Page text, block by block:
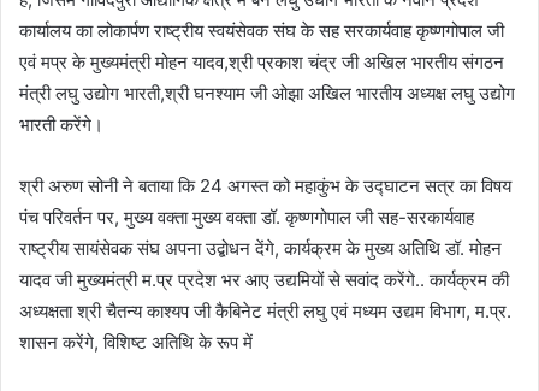
कार्यालय का लोकार्पण राष्ट्रीय स्वयंसेवक संघ के सह सरकार्यवाह कृष्णगोपाल जी
एवं मप्र के मुख्यमंत्री मोहन यादव,श्री प्रकाश चंद्र जी अखिल भारतीय संगठन
मंत्री लघु उद्योग भारती,श्री घनश्याम जी ओझा अखिल भारतीय अध्यक्ष लघु उद्योग
भारती करेंगे।
श्री अरुण सोनी ने बताया कि 24 अगस्त को महाकुंभ के उद्घाटन सत्र का विषय
पंच परिवर्तन पर, मुख्य वक्ता मुख्य वक्ता डॉ. कृष्णगोपाल जी सह-सरकार्यवाह
राष्ट्रीय सायंसेवक संघ अपना उद्बोधन देंगे, कार्यक्रम के मुख्य अतिथि डॉ. मोहन
यादव जी मुख्यमंत्री म.प्र प्रदेश भर आए उद्यमियों से सवांद करेंगे.. कार्यक्रम की
अध्यक्षता श्री चैतन्य काश्यप जी कैबिनेट मंत्री लघु एवं मध्यम उद्यम विभाग, म.प्र.
शासन करेंगे, विशिष्ट अतिथि के रूप में